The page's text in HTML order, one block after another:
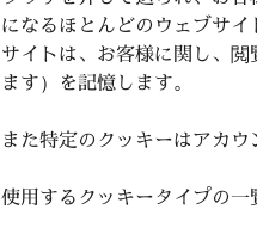
になるほとんどのウェブサ
サイトは、お客様に関し、
ます）を記憶します。
また特定のクッキーはアカ
使用するクッキータイプの一